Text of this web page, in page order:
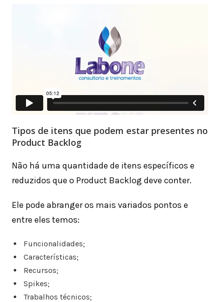
Tipos de itens que podem estar presentes no
Product Backlog
Não há uma quantidade de itens específicos e
reduzidos que o Product Backlog deve conter.
Ele pode abranger os mais variados pontos e
entre eles temos:
Funcionalidades;
Características;
Recursos;
Spikes;
Trabalhos técnicos;